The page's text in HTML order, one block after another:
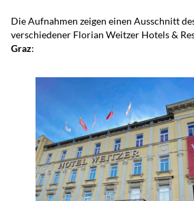
Die Aufnahmen zeigen einen Ausschnitt
verschiedener Florian Weitzer Hotels &
Graz: